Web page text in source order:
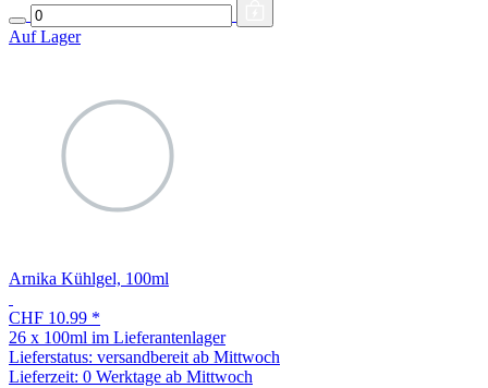
Auf Lager
Arnika Kühlgel, 100ml
CHF 10.99 *
26 x 100ml im Lieferantenlager
Lieferstatus: versandbereit ab Mittwoch
Lieferzeit: 0 Werktage ab Mittwoch